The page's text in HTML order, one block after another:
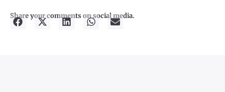
Share your comments on social media.